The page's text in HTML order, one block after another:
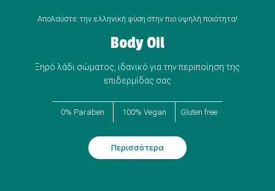
Απολαύστε την ελληνική φύση στην πιο υψηλή ποιότητα!
Body Oil
Ξηρό λάδι σώματος, ιδανικό για την περιποίηση της
επιδερμίδας σας
0% Paraben 100% Vegan Gluten free
Περισσότερα